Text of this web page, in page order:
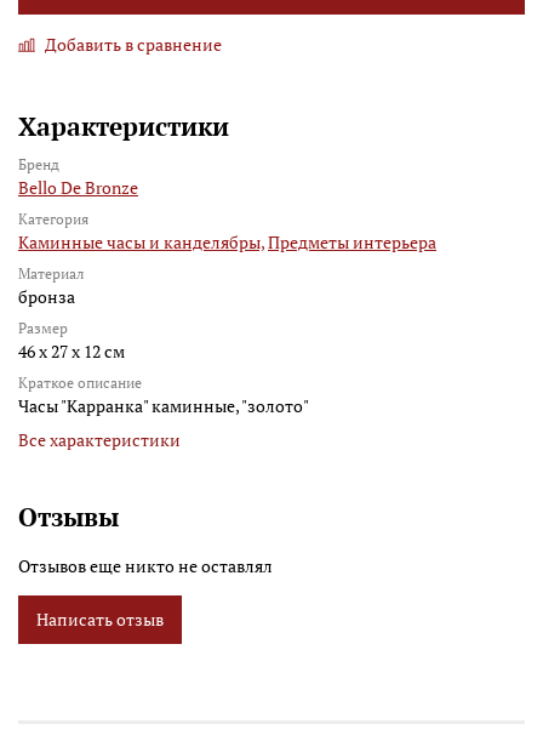
Добавить в сравнение
Характеристики
Бренд
Bello De Bronze
Категория
Каминные часы и канделябры,Предметы интерьера
Материал
бронза
Размер
46 х 27 х 12 см
Краткое описание
Часы "Карранка" каминные, "золото"
Все характеристики
Отзывы
Отзывов еще никто не оставлял
Написать отзыв